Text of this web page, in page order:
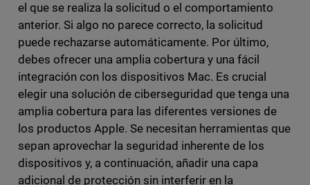
el que se realiza la solicitud o el comportamiento
anterior. Si algo no parece correcto, la solicitud
puede rechazarse automáticamente. Por último,
debes ofrecer una amplia cobertura y una fácil
integración con los dispositivos Mac. Es crucial
elegir una solución de ciberseguridad que tenga una
amplia cobertura para las diferentes versiones de
los productos Apple. Se necesitan herramientas que
sepan aprovechar la seguridad inherente de los
dispositivos y, a continuación, añadir una capa
adicional de protección sin interferir en la